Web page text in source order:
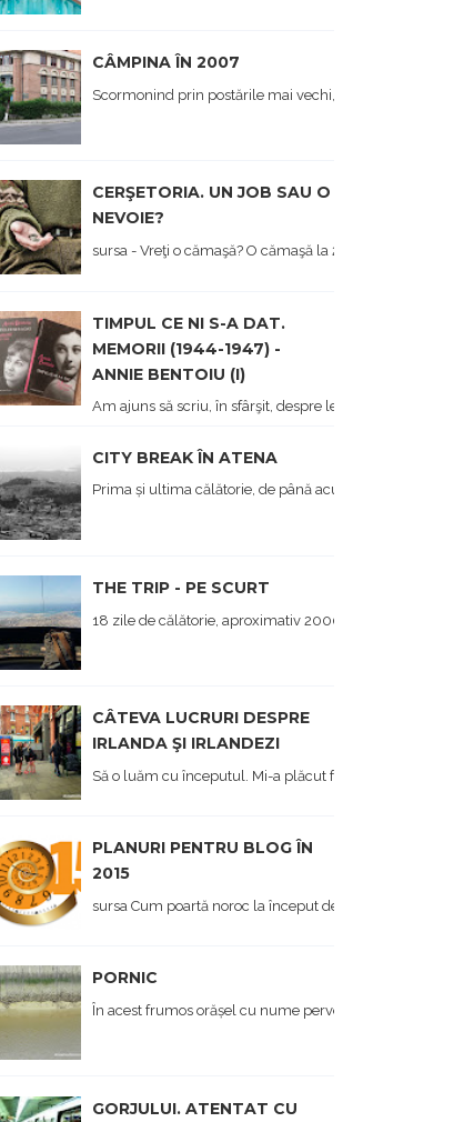
CÂMPINA ÎN 2007
Scormonind prin postările mai vechi, din prima viață a
CERŞETORIA. UN JOB SAU O
NEVOIE?
sursa - Vreţi o cămaşă? O cămaşă la 2 lei dau... - Hai să
TIMPUL CE NI S-A DAT.
MEMORII (1944-1947) -
ANNIE BENTOIU (I)
Am ajuns să scriu, în sfârşit, despre lectura mea de
CITY BREAK ÎN ATENA
Prima și ultima călătorie, de până acum, a anului, a fost
THE TRIP - PE SCURT
18 zile de călătorie, aproximativ 2000 de kilometri
CÂTEVA LUCRURI DESPRE
IRLANDA ŞI IRLANDEZI
Să o luăm cu începutul. Mi-a plăcut foarte mult Irlanda,
PLANURI PENTRU BLOG ÎN
2015
sursa Cum poartă noroc la început de an, afișez și eu,
PORNIC
În acest frumos orășel cu nume pervers am ajuns în
GORJULUI. ATENTAT CU